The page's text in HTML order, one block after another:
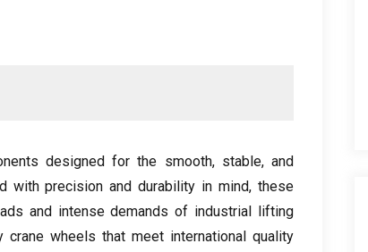
designed for the smooth, stable,and
with precision and durability in mind,these
and intense demands of industrial lifting
wheels that meet international quality